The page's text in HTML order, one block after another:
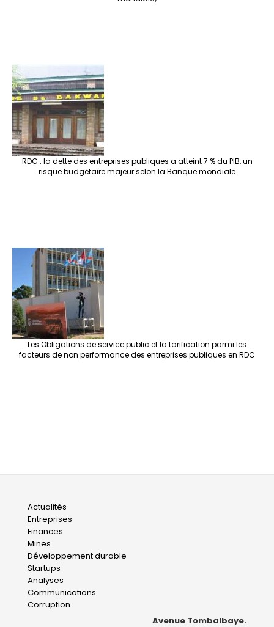
RDC : la dette des entreprises publiques a atteint 7 % du PIB, un
risque budgétaire majeur selon la Banque mondiale
Les Obligations de service public et la tarification parmi les
facteurs de non performance des entreprises publiques en RDC
Main
navigation
Actualités
Entreprises
Finances
Mines
Développement durable
Startups
Analyses
Communications
Corruption
Avenue Tombalbaye.